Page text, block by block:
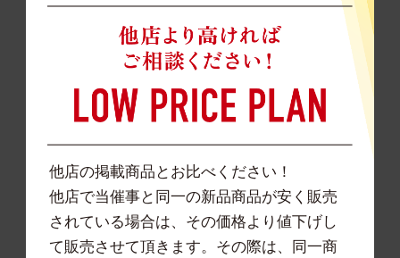
他店の掲載商品とお比べください！
他店で当催事と同一の新品商品が安く販売
されている場合は、その価格より値下げし
て販売させて頂きます。その際は、同一商